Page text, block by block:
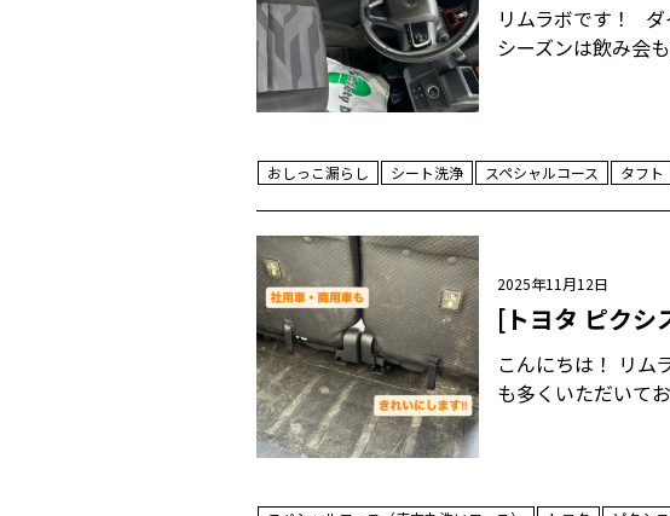
リムラボです！
シーズンは飲み会
おしっこ漏らし シート洗浄 スペシャルコース タフト
2025年11月12日
[トヨタ ピクシ
こんにちは！ リム
も多くいただいて